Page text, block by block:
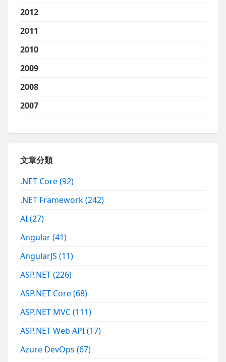
2012
2011
2010
2009
2008
2007
文章分類
.NET Core(92)
.NET Framework(242)
AI(27)
Angular(41)
AngularJS(11)
ASP.NET(226)
ASP.NET Core(68)
ASP.NET MVC(111)
ASP.NET Web API(17)
Azure DevOps(67)